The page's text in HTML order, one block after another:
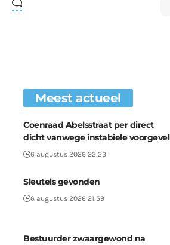
Meest actueel
Coenraad Abelsstraat per direct
dicht vanwege instabiele voorgevel
6 augustus 2026 22:23
Sleutels gevonden
6 augustus 2026 21:59
Bestuurder zwaargewond na